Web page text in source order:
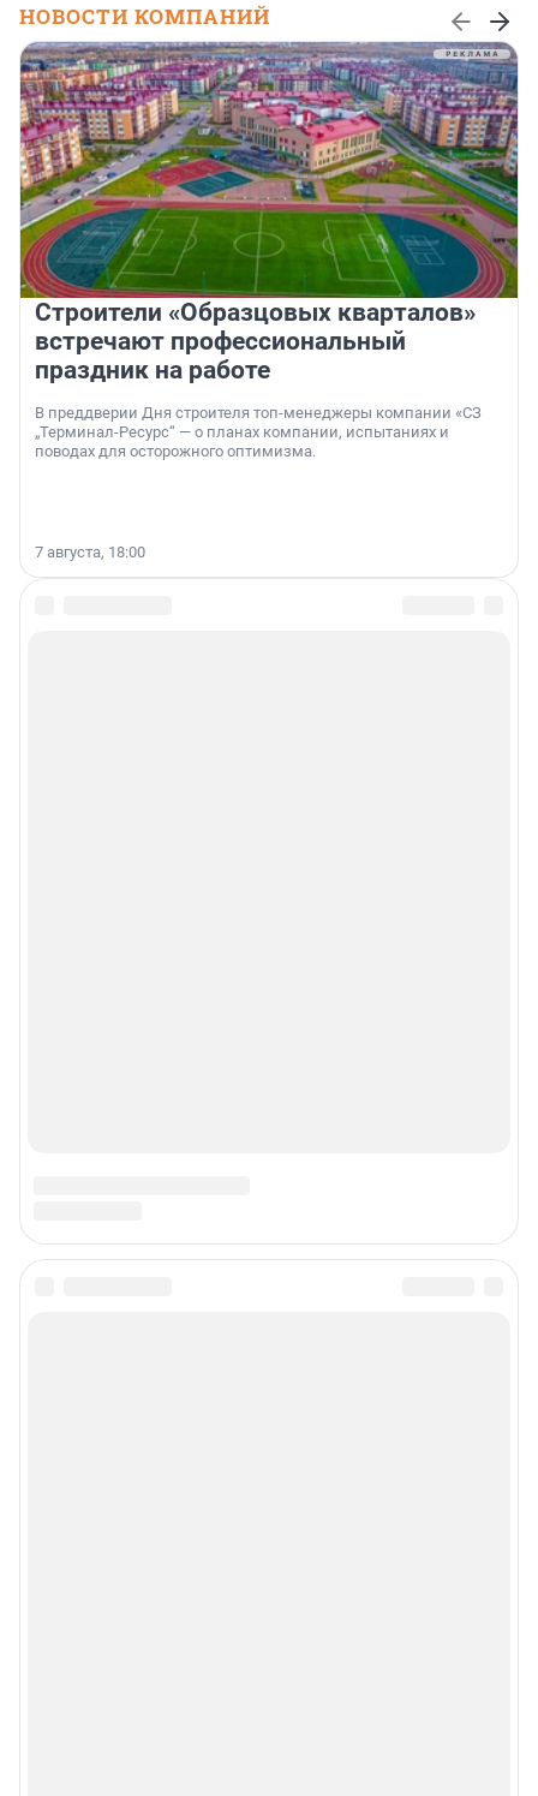
НОВОСТИ КОМПАНИЙ
Строители «Образцовых кварталов»
встречают профессиональный
праздник на работе
В преддверии Дня строителя топ-менеджеры компании «СЗ
„Терминал-Ресурс“ — о планах компании, испытаниях и
поводах для осторожного оптимизма.
7 августа, 18:00